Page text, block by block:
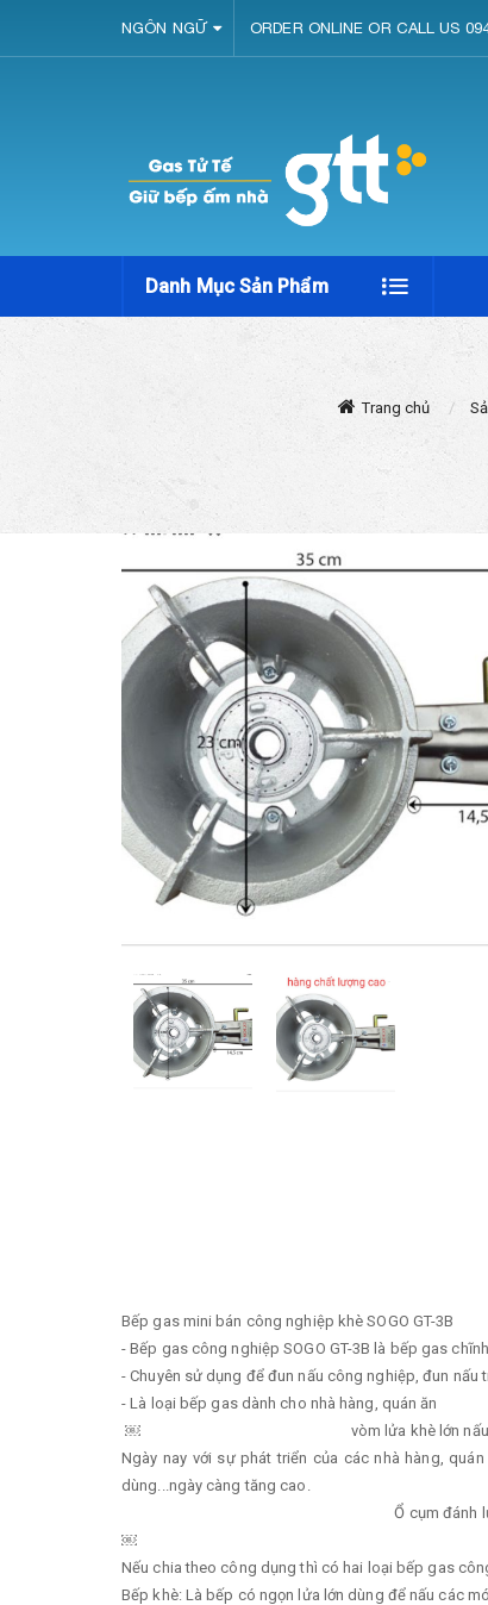
NGÔN NGỮ ORDER ONLINE OR CALL US
Danh Mục Sản Phẩm
Trang chủ
Bếp gas mini bán công nghiệp khè SOGO GT-3B
- Bếp gas công nghiệp SOGO GT-3B là bếp gas
- Chuyên sử dụng để đun nấu công nghiệp, đun
- Là loại bếp gas dành cho nhà hàng, quán ăn
￼ vòm lửa khè lớn nấu
Ngày nay với sự phát triển của các nhà hàng,
dùng...ngày càng tăng cao.
Ổ cụm đánh lửa nhập
￼
Nếu chia theo công dụng thì có hai loại bếp gas
Bếp khè: Là bếp có ngọn lửa lớn dùng để nấu các